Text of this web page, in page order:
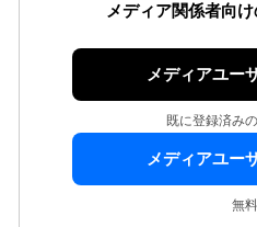
メディア関係者向
メディアユー
既に登録済み
メディアユー
無料